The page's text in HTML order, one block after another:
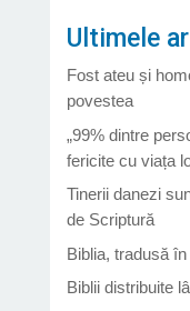
Ultimele
Fost ateu și
povestea
„99% dintre
fericite cu viața
Tinerii danezi
de Scriptură
Biblia, tradusă
Biblii distribuite